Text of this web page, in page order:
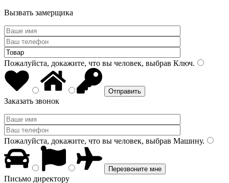
Вызвать замерщика
Пожалуйста, докажите, что вы человек, выбрав Ключ.
Заказать звонок
Пожалуйста, докажите, что вы человек, выбрав Машину.
Письмо директору